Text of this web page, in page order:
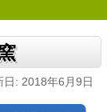
日: 2018年6月9日